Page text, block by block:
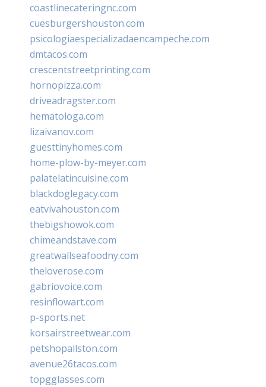
coastlinecateringnc.com
cuesburgershouston.com
psicologiaespecializadaencampeche.com
dmtacos.com
crescentstreetprinting.com
hornopizza.com
driveadragster.com
hematologa.com
lizaivanov.com
guesttinyhomes.com
home-plow-by-meyer.com
palatelatincuisine.com
blackdoglegacy.com
eatvivahouston.com
thebigshowok.com
chimeandstave.com
greatwallseafoodny.com
theloverose.com
gabriovoice.com
resinflowart.com
p-sports.net
korsairstreetwear.com
petshopallston.com
avenue26tacos.com
topgglasses.com